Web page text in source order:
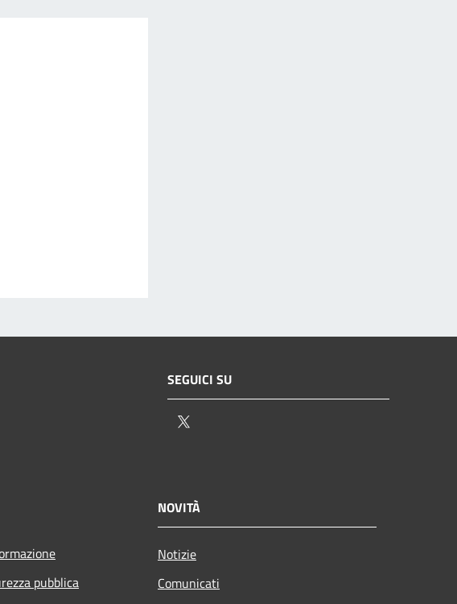
SEGUICI SU
pubblica
NOVITÀ
Notizie
Comunicati